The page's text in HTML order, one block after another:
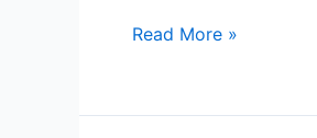
Read More »